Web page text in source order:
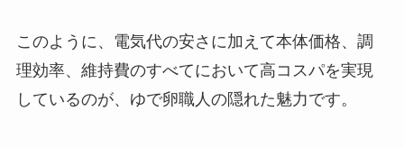
このように、電気代の安さに加えて本体価格、調
理効率、維持費のすべてにおいて高コスパを実現
しているのが、ゆで卵職人の隠れた魅力です。